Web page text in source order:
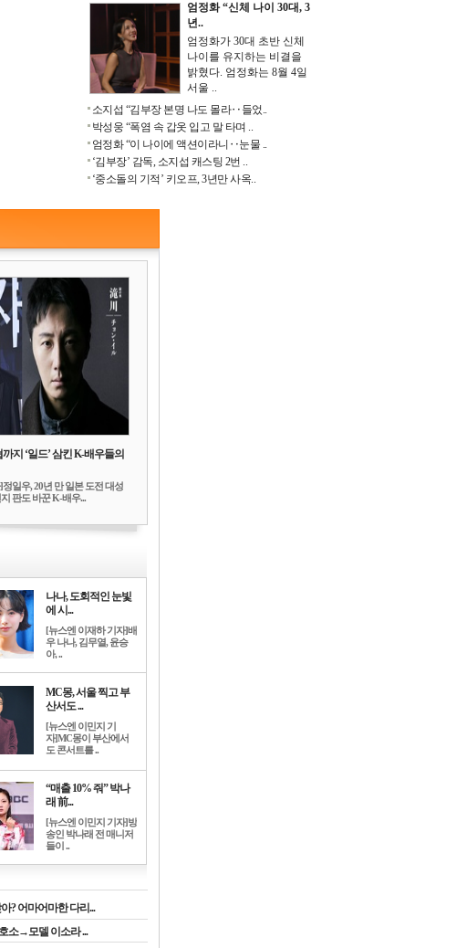
엄정화 “신체 나이 30대, 3
년..
엄정화가 30대 초반 신체
나이를 유지하는 비결을
밝혔다. 엄정화는 8월 4일
서울 ..
소지섭 “김부장 본명 나도 몰라‥들었..
박성웅 “폭염 속 갑옷 입고 말 타며 ..
엄정화 “이 나이에 액션이라니‥눈물 ..
‘김부장’ 감독, 소지섭 캐스팅 2번 ..
‘중소돌의 기적’ 키오프, 3년만 사옥..
지 ‘일드’ 삼킨 K-배우들의
일우, 20년 만 일본 도전 대성
판도 바꾼 K-배우...
나나, 도회적인 눈빛
에 시...
[뉴스엔 이재하 기자]배
우 나나, 김무열, 윤승
아, ..
MC몽, 서울 찍고 부
산서도 ...
[뉴스엔 이민지 기
자]MC몽이 부산에서
도 콘서트를 ..
“매출 10% 줘” 박나
래 前...
[뉴스엔 이민지 기자]방
송인 박나래 전 매니저
들이 ..
? 어마어마한 다리...
소→모델 이소라 ...